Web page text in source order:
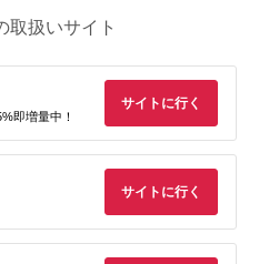
取扱いサイト
即増量中！
サイトに行く
サイトに行く